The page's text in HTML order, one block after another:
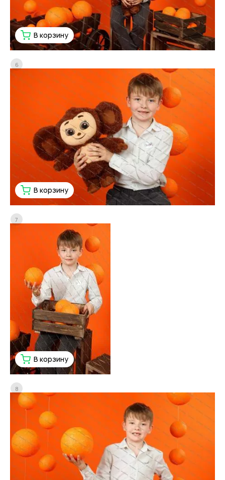
В корзину
В корзину
6
В корзину
7
8